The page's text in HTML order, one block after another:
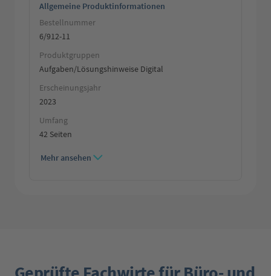
Allgemeine Produktinformationen
Bestellnummer
6/912-11
Produktgruppen
Aufgaben/Lösungshinweise Digital
Erscheinungsjahr
2023
Umfang
42 Seiten
Mehr ansehen